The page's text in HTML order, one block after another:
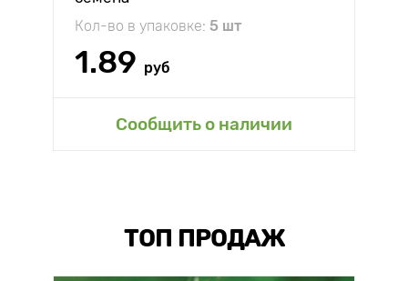
Кол-во в упаковке: 5 шт
1.89 руб
Сообщить о наличии
ТОП ПРОДАЖ